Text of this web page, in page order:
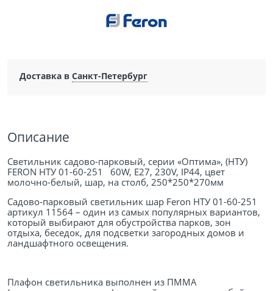
Доставка в Санкт-Петербург
Описание
Светильник садово-парковый, серии «Оптима», (НТУ)
FERON НТУ 01-60-251 60W, E27, 230V, IP44, цвет
молочно-белый, шар, на столб, 250*250*270мм
Садово-парковый светильник шар Feron НТУ 01-60-251
артикул 11564 – один из самых популярных вариантов,
который выбирают для обустройства парков, зон
отдыха, беседок, для подсветки загородных домов и
ландшафтного освещения.
Плафон светильника выполнен из ПММА